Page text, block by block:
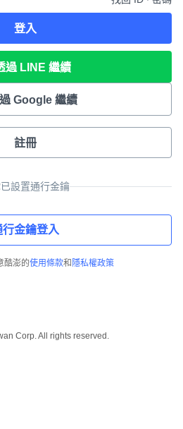
登入
過 LINE 繼續
Google 繼續
註冊
設置通行金鑰
行金鑰登入
酷澎的使用條款和 隱私權政策
Corp. All rights reserved.